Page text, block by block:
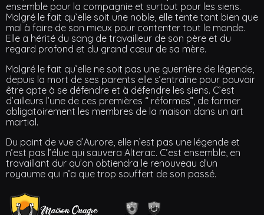
ensemble pour la compagnie et surtout pour les siens.
Malgré le fait qu’elle soit une noble, elle tente tant bien que
mal à faire de son mieux pour contenter tout le monde.
Elle a hérité du sang de travailleur de son père et du
regard profond et du grand cœur de sa mère.
Malgré le fait qu’elle ne soit pas une guerrière de légende,
depuis la mort de ses parents elle s’entraîne pour pouvoir
être apte à se défendre et à défendre les siens. C’est
d’ailleurs l’une de ces premières “ réformes”, de former
obligatoirement les membres de la maison dans un art
martial.
Du point de vue d’Aurore, elle n’est pas une légende et
n’est pas l’élue qui sauvera Alterac. C’est ensemble, en
travaillant dur qu’on obtiendra le renouveau d’un
royaume qui n’a que trop souffert de son passé.